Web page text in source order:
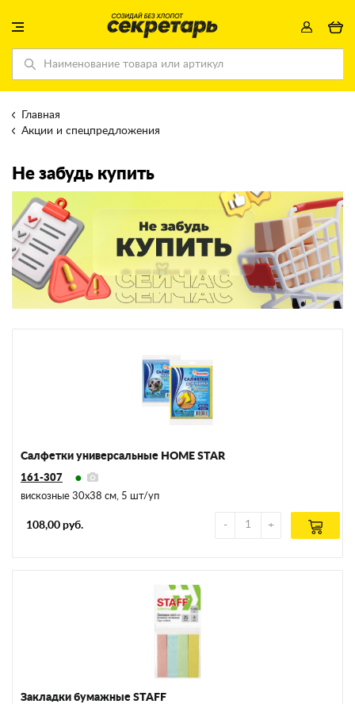
Главная
Акции и спецпредложения
Не забудь купить
Салфетки универсальные HOME STAR
161-307
вискозные 30х38 см, 5 шт/уп
108,00 руб.
Закладки бумажные STAFF